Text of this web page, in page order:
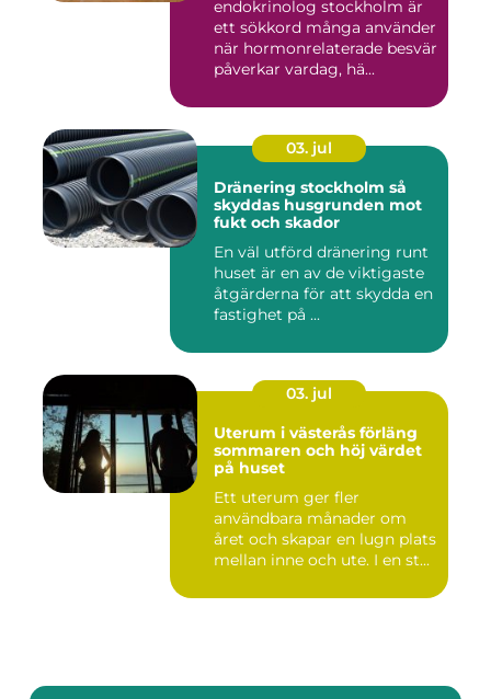
endokrinolog stockholm är
ett sökkord många använder
när hormonrelaterade besvär
påverkar vardag, hä...
03. jul
Dränering stockholm så
skyddas husgrunden mot
fukt och skador
En väl utförd dränering runt
huset är en av de viktigaste
åtgärderna för att skydda en
fastighet på ...
03. jul
Uterum i västerås förläng
sommaren och höj värdet
på huset
Ett uterum ger fler
användbara månader om
året och skapar en lugn plats
mellan inne och ute. I en st...